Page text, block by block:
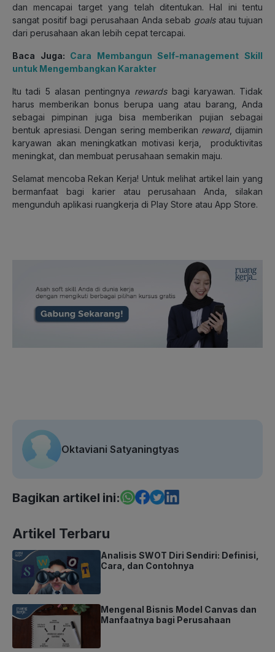
dan mencapai target yang telah ditentukan. Hal ini tentu
sangat positif bagi perusahaan Anda sebab goalsatau tujuan
dari perusahaan akan lebih cepat tercapai.
Baca Juga: Cara Membangun Self-management Skill
untuk Mengembangkan Karakter
Itu tadi 5 alasan pentingnya rewardsbagi karyawan. Tidak
harus memberikan bonus berupa uang atau barang, Anda
sebagai pimpinan juga bisa memberikan pujian sebagai
bentuk apresiasi. Dengan sering memberikan reward, dijamin
karyawan akan meningkatkan motivasi kerja, produktivitas
meningkat, dan membuat perusahaan semakin maju.
Selamat mencoba Rekan Kerja! Untuk melihat artikel lain yang
bermanfaat bagi karier atau perusahaan Anda, silakan
mengunduh aplikasi ruangkerja di Play Store atau App Store.
Oktaviani Satyaningtyas
Bagikan artikel ini:
Artikel Terbaru
Analisis SWOT Diri Sendiri: Definisi,
Cara, dan Contohnya
Mengenal Bisnis Model Canvas dan
Manfaatnya bagi Perusahaan